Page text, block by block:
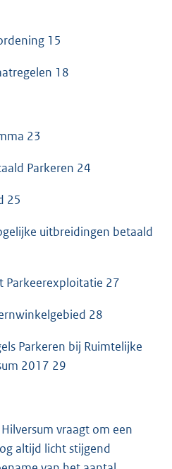
15
18
23
Parkeren 24
25
uitbreidingen betaald
Parkeerexploitatie 27
28
Parkeren bij Ruimtelijke
2017 29
vraagt om een
altijd licht stijgend